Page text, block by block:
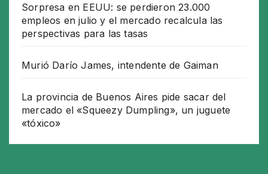
Sorpresa en EEUU: se perdieron 23.000
empleos en julio y el mercado recalcula las
perspectivas para las tasas
Murió Darío James, intendente de Gaiman
La provincia de Buenos Aires pide sacar del
mercado el «Squeezy Dumpling», un juguete
«tóxico»